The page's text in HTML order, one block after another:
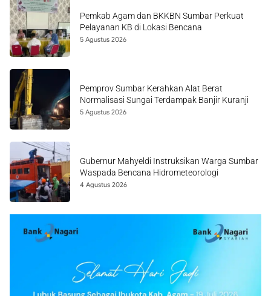
Pemkab Agam dan BKKBN Sumbar Perkuat
Pelayanan KB di Lokasi Bencana
5 Agustus 2026
Pemprov Sumbar Kerahkan Alat Berat
Normalisasi Sungai Terdampak Banjir Kuranji
5 Agustus 2026
Gubernur Mahyeldi Instruksikan Warga Sumbar
Waspada Bencana Hidrometeorologi
4 Agustus 2026